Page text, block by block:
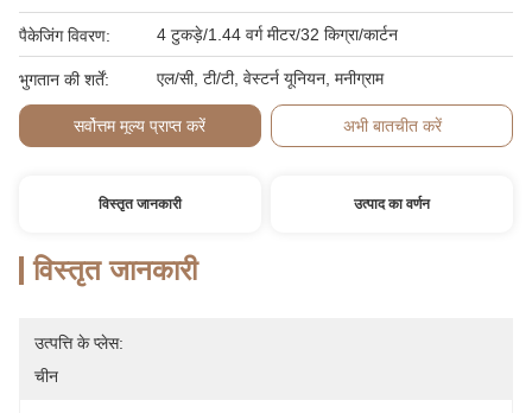
पैकेजिंग विवरण: 4 टुकड़े/1.44 वर्ग मीटर/32 किग्रा/कार्टन
भुगतान की शर्तें: एल/सी, टी/टी, वेस्टर्न यूनियन, मनीग्राम
सर्वोत्तम मूल्य प्राप्त करें अभी बातचीत करें
विस्तृत जानकारी उत्पाद का वर्णन
विस्तृत जानकारी
उत्पत्ति के प्लेस:
चीन